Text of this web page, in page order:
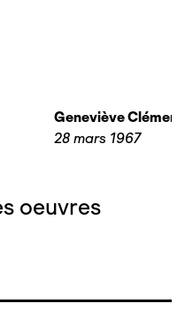
Geneviève Clément
28 mars 1967
oeuvres